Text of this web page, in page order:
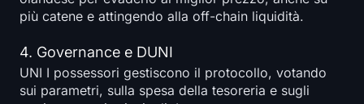
più catene e attingendo alla off-chain liquidità.
4. Governance e DUNI
UNI I possessori gestiscono il protocollo, votando
sui parametri, sulla spesa della tesoreria e sugli